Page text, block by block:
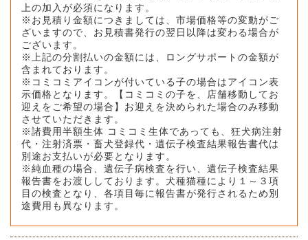
上の加入が必須になります。
※お見積り金額につきましては、市場価格等の変動がご
ざいますので、お見積書発行の翌日以降は変わる場合が
ございます。
※上記の分割払いの金額には、ロングサポートの金額が
含まれております。
※コミコミアイコンが付いている子の場合はアイコン表
示価格となります。【コミコミの子を、店舗移動してお
迎えをご希望の場合】お迎えを決められた場合のみ移動
させていただきます。
※諸費用半額生体 コミコミ生体であっても、狂犬病注射
代・注射済票・畜犬登録代・遺伝子検査結果報告書代は
別途お支払いが必要となります。
※純血種の場合、遺伝子病検査を行い、遺伝子検査結果
報告書をお渡ししております。犬種猫種により１～３項
目の検査となり、各項目毎に報告書が発行されるため別
途費用も異なります。